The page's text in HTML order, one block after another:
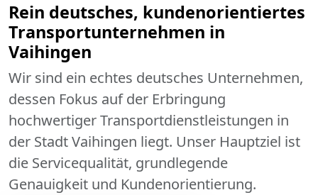
Rein deutsches, kundenorientiertes
Transportunternehmen in
Vaihingen
Wir sind ein echtes deutsches Unternehmen,
dessen Fokus auf der Erbringung
hochwertiger Transportdienstleistungen in
der Stadt Vaihingen liegt. Unser Hauptziel ist
die Servicequalität, grundlegende
Genauigkeit und Kundenorientierung.